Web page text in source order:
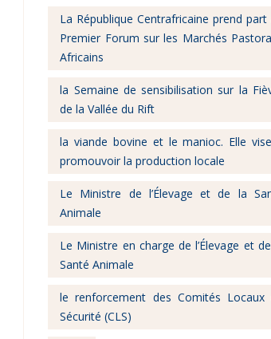
La République Centrafricaine prend part
Premier Forum sur les Marchés
Africains
la Semaine de sensibilisation sur la
de la Vallée du Rift
la viande bovine et le manioc. Elle
promouvoir la production locale
Le Ministre de l’Élevage et de la
Animale
Le Ministre en charge de l’Élevage et
Santé Animale
le renforcement des Comités Locaux
Sécurité (CLS)